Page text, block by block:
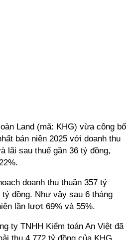
Land (mã: KHG) vừa công bố
bán niên 2025 với doanh thu
lãi sau thuế gần 36 tỷ đồng,
doanh thu thuần 357 tỷ
đồng. Như vậy sau 6 tháng
lần lượt 69% và 55%.
ty TNHH Kiểm toán An Việt đã